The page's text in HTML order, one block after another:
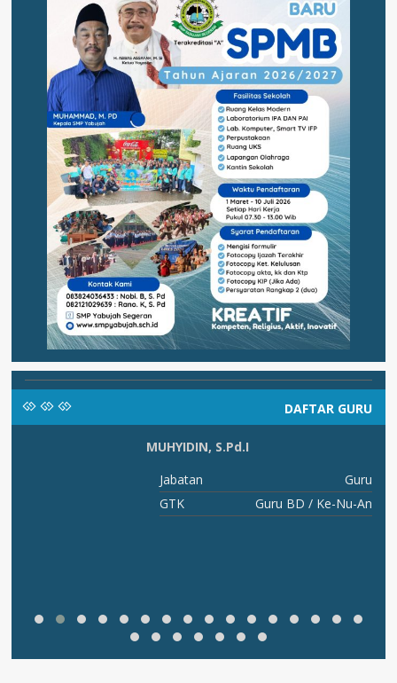
DAFTAR GURU
MUHYIDIN, S.Pd.I
Jabatan
Guru
GTK
Guru BD / Ke-Nu-An